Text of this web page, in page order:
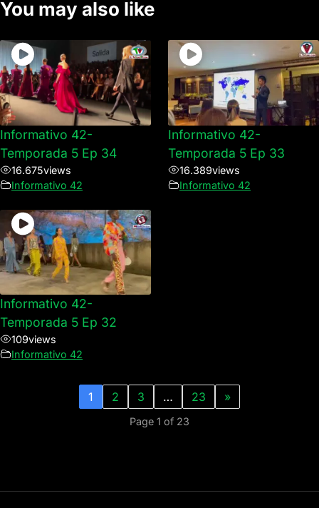
You may also like
Informativo 42-
Temporada 5 Ep 34
16.675views
Informativo 42
Informativo 42-
Temporada 5 Ep 33
16.389views
Informativo 42
Informativo 42-
Temporada 5 Ep 32
109views
Informativo 42
1 2 3 … 23 »
Page 1 of 23